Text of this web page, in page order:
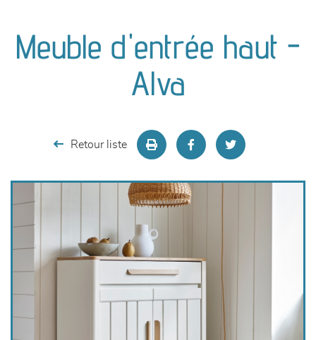
séjours
meubles de complément
décoration
Meuble d'entrée haut -
Alva
Retour liste